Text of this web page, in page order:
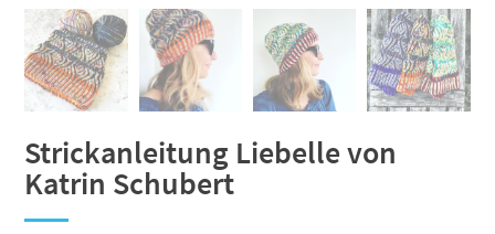
Strickanleitung Liebelle von
Katrin Schubert